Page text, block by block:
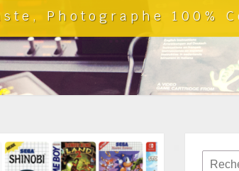
Photographe 100%